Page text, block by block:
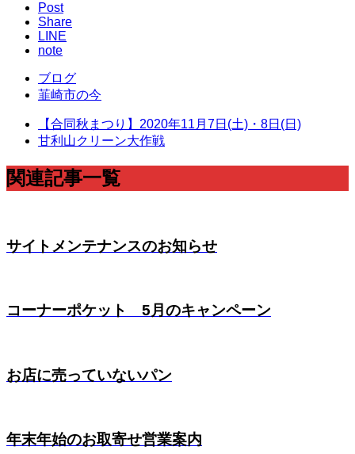
Post
Share
LINE
note
ブログ
韮崎市の今
【合同秋まつり】2020年11月7日(土)・8日(日)
甘利山クリーン大作戦
関連記事一覧
サイトメンテナンスのお知らせ
コーナーポケット 5月のキャンペーン
お店に売っていないパン
年末年始のお取寄せ営業案内